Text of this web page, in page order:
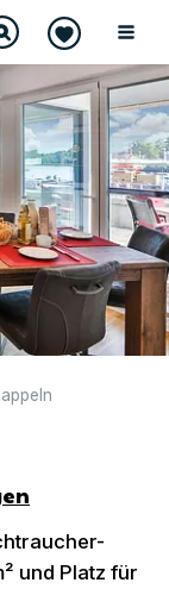
und Platz für